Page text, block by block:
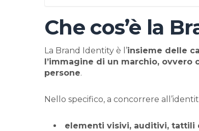
Che cos’è la
La Brand Identity è l’insieme delle
l’immagine di un marchio,
persone.
Nello specifico, a concorrere
elementi visivi, auditivi, tattili